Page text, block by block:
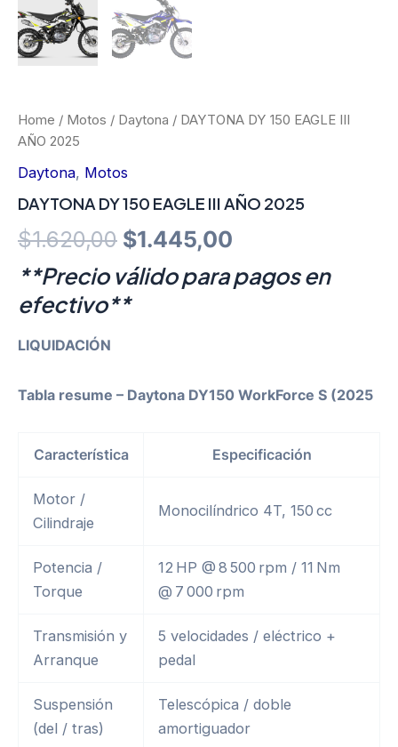
Home / Motos / Daytona / DAYTONA DY 150 EAGLE III
AÑO 2025
Daytona, Motos
DAYTONA DY 150 EAGLE III AÑO 2025
$1.620,00 Original
price
was:
$1.445,00
price
**Precio válido para pagos en
efectivo**
LIQUIDACIÓN
Tabla resume – Daytona DY150 WorkForce S (2025
Característica Especificación
Motor /
Cilindraje
Monocilíndrico 4T, 150 cc
Potencia /
Torque
12 HP @ 8 500 rpm / 11 Nm
@ 7 000 rpm
Transmisión y
Arranque
5 velocidades / eléctrico +
pedal
Suspensión
(del / tras)
Telescópica / doble
amortiguador